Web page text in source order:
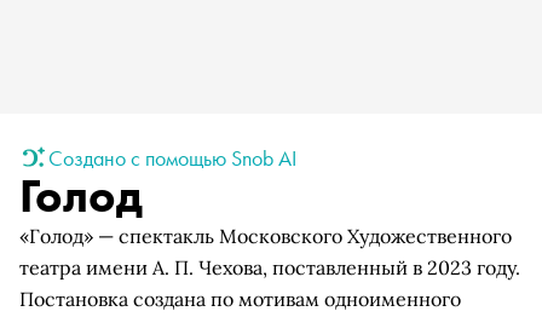
Создано с помощью Snob AI
Голод
«Голод» — спектакль Московского Художественного
театра имени А. П. Чехова, поставленный в 2023 году.
Постановка создана по мотивам одноименного